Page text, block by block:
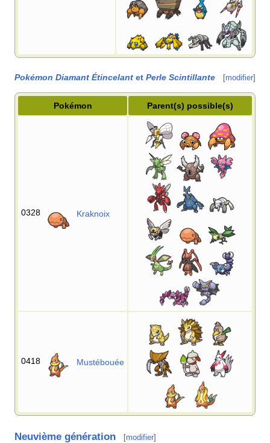
Pokémon Diamant Étincelant et Perle Scintillante [modifier]
Pokémon Parent(s) possible(s)
0328 Kraknoix
0418 Mustébouée
Neuvième génération [modifier]